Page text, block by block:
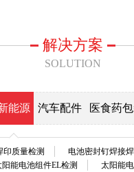
解决方案
SOLUTION
能源 汽车配件 医食药
印质量检测
电池密封钉焊接
能电池组件EL检测
太阳能